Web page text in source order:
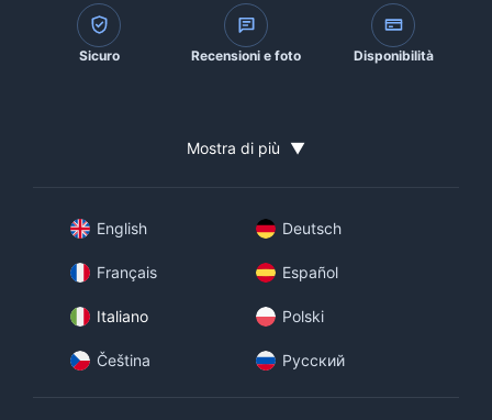
Sicuro Recensioni e foto Disponibilità
Mostra di più ▼
English Deutsch
Français Español
Italiano Polski
Čeština Русский